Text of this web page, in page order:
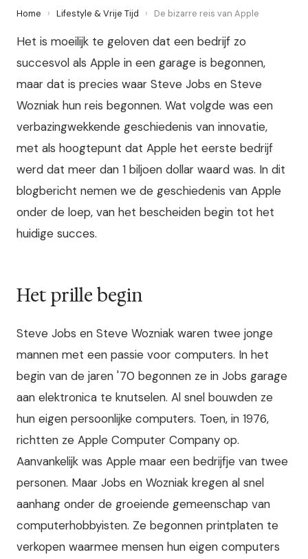
Home › Lifestyle & Vrije Tijd › De bizarre reis van Apple
Het is moeilijk te geloven dat een bedrijf zo
succesvol als Apple in een garage is begonnen,
maar dat is precies waar Steve Jobs en Steve
Wozniak hun reis begonnen. Wat volgde was een
verbazingwekkende geschiedenis van innovatie,
met als hoogtepunt dat Apple het eerste bedrijf
werd dat meer dan 1 biljoen dollar waard was. In dit
blogbericht nemen we de geschiedenis van Apple
onder de loep, van het bescheiden begin tot het
huidige succes.
Het prille begin
Steve Jobs en Steve Wozniak waren twee jonge
mannen met een passie voor computers. In het
begin van de jaren '70 begonnen ze in Jobs garage
aan elektronica te knutselen. Al snel bouwden ze
hun eigen persoonlijke computers. Toen, in 1976,
richtten ze Apple Computer Company op.
Aanvankelijk was Apple maar een bedrijfje van twee
personen. Maar Jobs en Wozniak kregen al snel
aanhang onder de groeiende gemeenschap van
computerhobbyisten. Ze begonnen printplaten te
verkopen waarmee mensen hun eigen computers